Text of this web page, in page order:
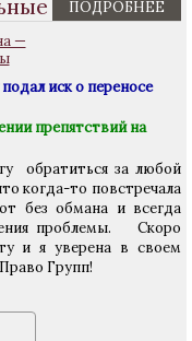
споры
ПОДРОБНЕЕ
иск о переносе
препятствий на
обратиться за любой
когда-то повстречала
без обмана и всегда
проблемы. Скоро
и я уверена в своем
Групп!